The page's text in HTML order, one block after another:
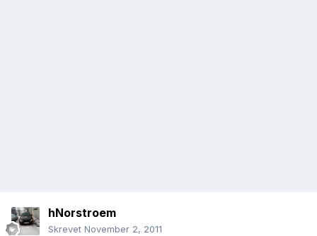
hNorstroem
Skrevet November 2, 2011